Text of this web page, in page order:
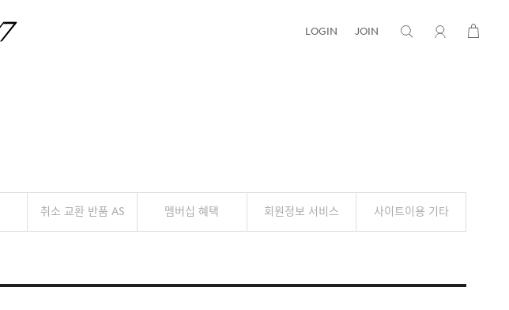
LOGIN JOIN
취소 교환 반품 AS 멤버십 혜택 회원정보 서비스 사이트이용 기타